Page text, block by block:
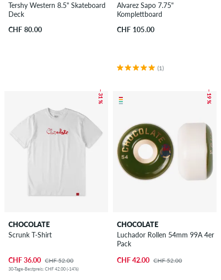
Tershy Western 8.5" Skateboard
Deck
CHF 80.00
Alvarez Sapo 7.75"
Komplettboard
CHF 105.00
(1)
– 31 %
CHOCOLATE
Scrunk T-Shirt
CHF 36.00 CHF 52.00
30-Tage-Bestpreis: CHF 42.00 (-14%)
– 19 %
CHOCOLATE
Luchador Rollen 54mm 99A 4er
Pack
CHF 42.00 CHF 52.00